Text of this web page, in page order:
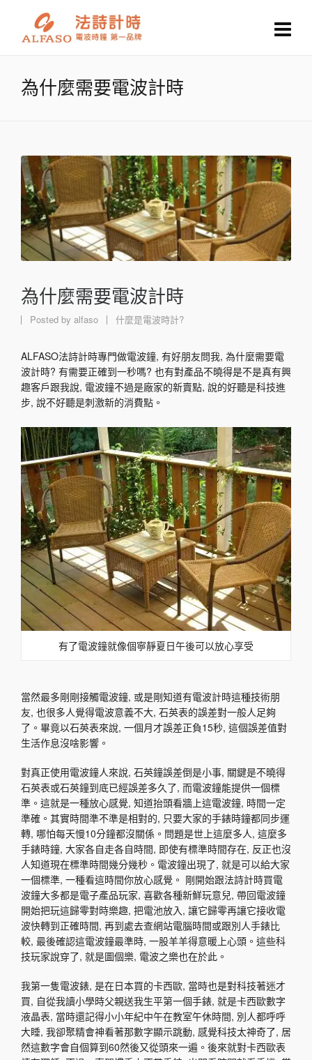
為什麼需要電波計時
為什麼需要電波計時
Posted by alfaso 什麼是電波時計?
ALFASO法詩計時專門做電波鐘, 有好朋友問我, 為什麼需要電
波計時? 有需要正確到一秒嗎? 也有對產品不曉得是不是真有興
趣客戶跟我說, 電波鐘不過是廠家的新賣點, 說的好聽是科技進
步, 說不好聽是刺激新的消費點。
有了電波鐘就像個寧靜夏日午後可以放心享受
當然最多剛剛接觸電波鐘, 或是剛知道有電波計時這種技術朋
友, 也很多人覺得電波意義不大, 石英表的誤差對一般人足夠
了。畢竟以石英表來說, 一個月才誤差正負15秒, 這個誤差值對
生活作息沒啥影響。
對真正使用電波鐘人來說, 石英鐘誤差倒是小事, 關鍵是不曉得
石英表或石英鐘到底已經誤差多久了, 而電波鐘能提供一個標
準。這就是一種放心感覺, 知道抬頭看牆上這電波鐘, 時間一定
準確。其實時間準不準是相對的, 只要大家的手錶時鐘都同步運
轉, 哪怕每天慢10分鐘都沒關係。問題是世上這麼多人, 這麼多
手錶時鐘, 大家各自走各自時間, 即使有標準時間存在, 反正也沒
人知道現在標準時間幾分幾秒。電波鐘出現了, 就是可以給大家
一個標準, 一種看這時間你放心感覺。 剛開始跟法詩計時買電
波鐘大多都是電子產品玩家, 喜歡各種新鮮玩意兒, 帶回電波鐘
開始把玩這歸零對時樂趣, 把電池放入, 讓它歸零再讓它接收電
波快轉到正確時間, 再到處去查網站電腦時間或跟別人手錶比
較, 最後確認這電波鐘最準時, 一股羊羊得意暖上心頭。這些科
技玩家說穿了, 就是圖個樂, 電波之樂也在於此。
我第一隻電波錶, 是在日本買的卡西歐, 當時也是對科技著迷才
買, 自從我讀小學時父親送我生平第一個手錶, 就是卡西歐數字
液晶表, 當時還記得小小年紀中午在教室午休時間, 別人都呼呼
大睡, 我卻聚精會神看著那數字顯示跳動, 感覺科技太神奇了, 居
然這數字會自個算到60然後又從頭來一遍。後來就對卡西歐表